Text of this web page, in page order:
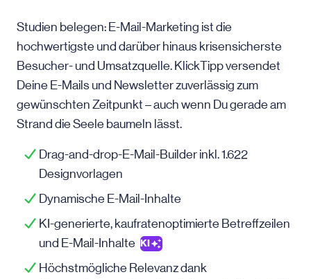
Studien belegen: E-Mail-Marketing ist die
hochwertigste und darüber hinaus krisensicherste
Besucher- und Umsatzquelle. KlickTipp versendet
Deine E-Mails und Newsletter zuverlässig zum
gewünschten Zeitpunkt – auch wenn Du gerade am
Strand die Seele baumeln lässt.
Drag-and-drop-E-Mail-Builder inkl. 1.622
Designvorlagen
Dynamische E-Mail-Inhalte
KI-generierte, kaufratenoptimierte Betreffzeilen
und E-Mail-Inhalte KI
Höchstmögliche Relevanz dank